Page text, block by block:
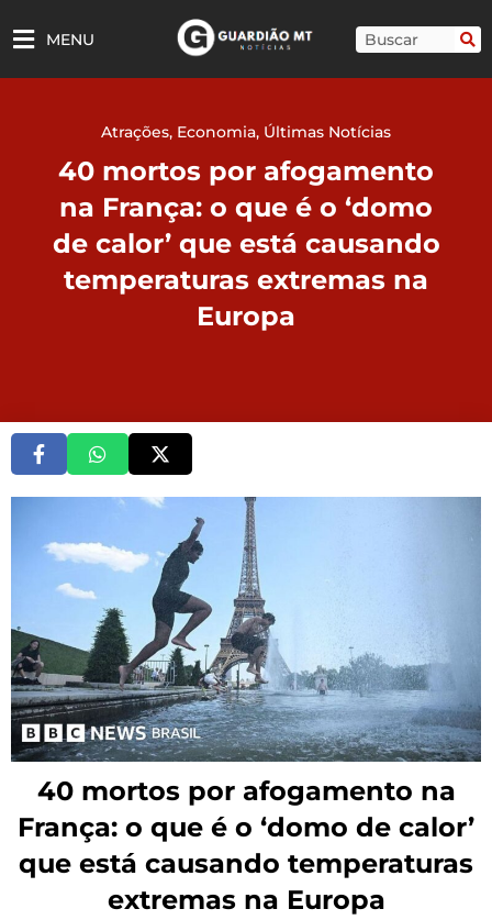
para
MENU Pesquisar
Atrações, Economia, Últimas Notícias
40 mortos por afogamento
na França: o que é o ‘domo
de calor’ que está causando
temperaturas extremas na
Europa
40 mortos por afogamento na
França: o que é o ‘domo de calor’
que está causando temperaturas
extremas na Europa